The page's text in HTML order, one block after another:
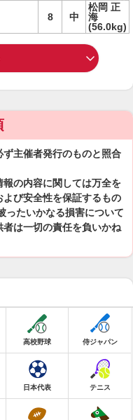
8 中
松岡 正
海
(56.0kg)
主催者発行のものと照合
の内容に関しては万全を
び安全性を保証するもの
ったいかなる損害について
は一切の責任を負いかね
高校野球 侍ジャパン
日本代表 テニス